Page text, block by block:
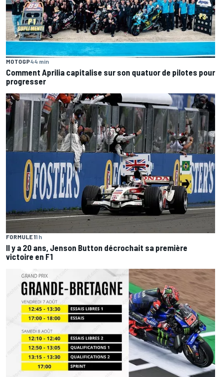
MOTOGP44 min
Comment Aprilia capitalise sur son quatuor de pilotes pour
progresser
FORMULE 11 h
Il y a 20 ans, Jenson Button décrochait sa première
victoire en F1